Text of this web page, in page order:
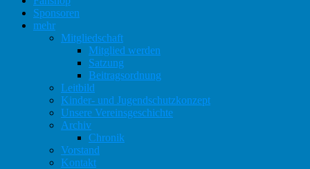
Sponsoren
mehr
Mitgliedschaft
Mitglied werden
Satzung
Beitragsordnung
Leitbild
Kinder- und Jugendschutzkonzept
Unsere Vereinsgeschichte
Archiv
Chronik
Vorstand
Kontakt